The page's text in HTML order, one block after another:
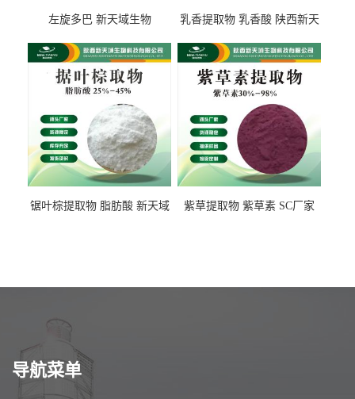
左旋多巴 新天域生物
乳香提取物 乳香酸 陕西新天
锯叶棕提取物 脂肪酸 新天域
紫草提取物 紫草素 SC厂家
导航菜单